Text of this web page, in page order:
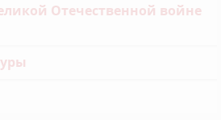
Отечественной войне